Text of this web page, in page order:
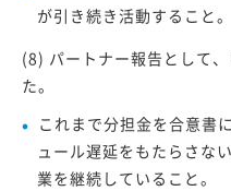
が引き続き活動すること。
(8) パートナー報告として
た。
これまで分担金を合意書
ュール遅延をもたらさな
業を継続していること。